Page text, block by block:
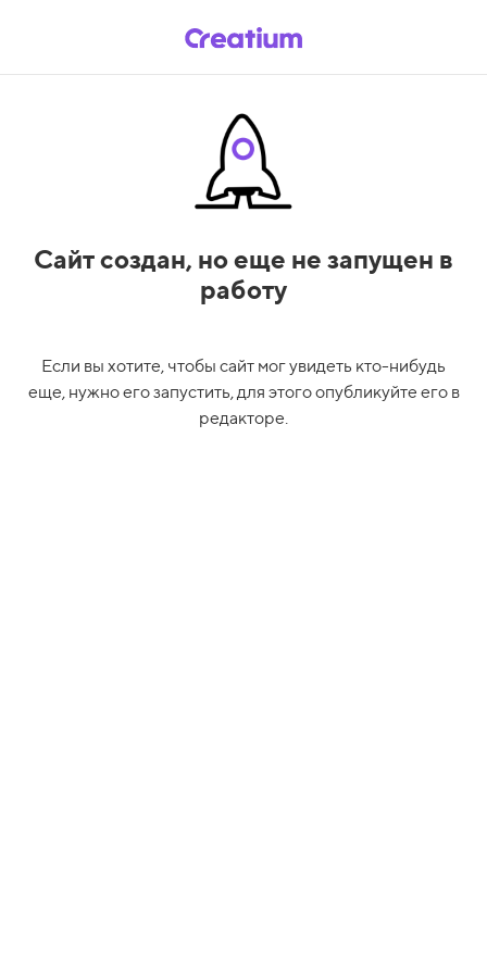
Сайт создан, но еще не запущен в
работу
Если вы хотите, чтобы сайт мог увидеть кто-нибудь
еще, нужно его запустить, для этого опубликуйте его в
редакторе.